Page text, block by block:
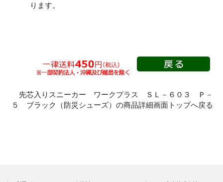
短靴
つま先保護性能なし
静電・絶縁タイプ
滑りにくいタイプ
ります。
先芯入りスニーカー ワークプラス ＳＬ－６０３ Ｐ－
５ ブラック（防災シューズ）の商品詳細画面トップへ戻る